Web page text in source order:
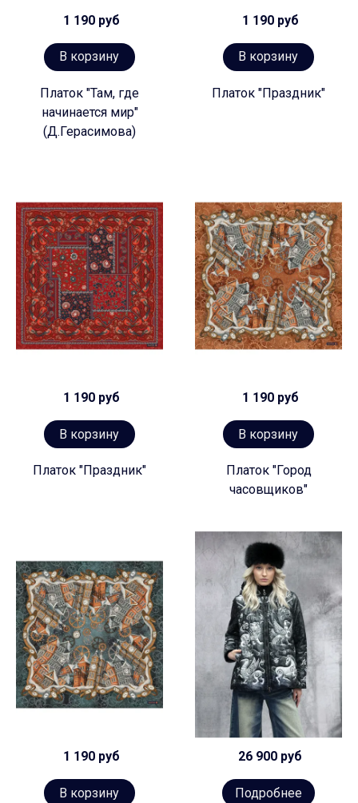
1 190 руб
В корзину
Платок "Там, где
начинается мир"
(Д.Герасимова)
1 190 руб
В корзину
Платок "Праздник"
1 190 руб
В корзину
Платок "Праздник"
1 190 руб
В корзину
Платок "Город
часовщиков"
1 190 руб
В корзину
26 900 руб
Подробнее